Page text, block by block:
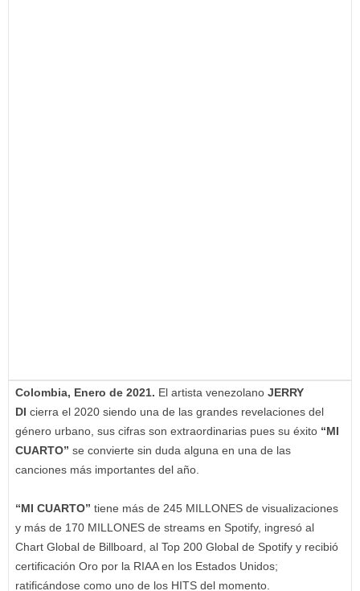
Colombia, Enero de 2021. El artista venezolano JERRY
DI cierra el 2020 siendo una de las grandes revelaciones del
género urbano, sus cifras son extraordinarias pues su éxito “MI
CUARTO” se convierte sin duda alguna en una de las
canciones más importantes del año.
“MI CUARTO” tiene más de 245 MILLONES de visualizaciones
y más de 170 MILLONES de streams en Spotify, ingresó al
Chart Global de Billboard, al Top 200 Global de Spotify y recibió
certificación Oro por la RIAA en los Estados Unidos;
ratificándose como uno de los HITS del momento.